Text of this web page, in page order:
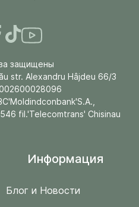
защищены
str. Alexandru Hâjdeu 66/3
fil.'Telecomtrans' Chisinau
Информация
Блог и Новости